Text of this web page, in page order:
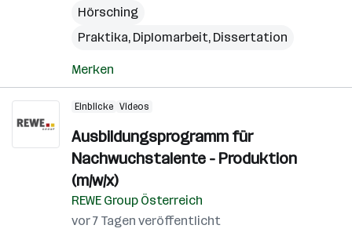
Hörsching
Praktika, Diplomarbeit, Dissertation
Merken
Einblicke Videos
Ausbildungsprogramm für
Nachwuchstalente - Produktion
(m/w/x)
REWE Group Österreich
vor 7 Tagen veröffentlicht